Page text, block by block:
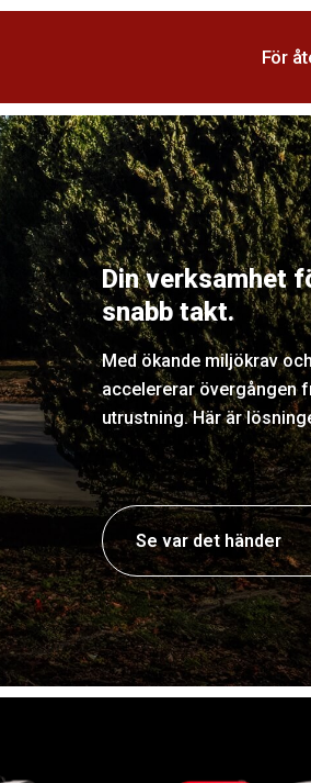
För
Din verksamhet
snabb takt.
Med ökande miljökrav
accelererar övergången
utrustning. Här är
Se var det händer